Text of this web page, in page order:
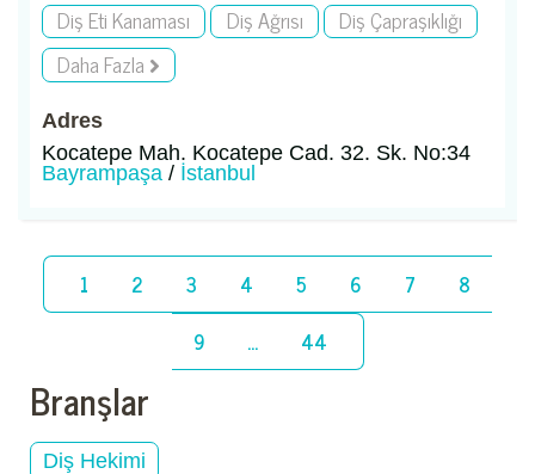
Diş Eti Kanaması Diş Ağrısı
Diş Çapraşıklığı
Daha Fazla
Adres
Kocatepe Mah. Kocatepe Cad. 32. Sk. No:34
Bayrampaşa / İstanbul
1 2 3 4 5 6 7
8
9
... 44
Branşlar
Diş Hekimi